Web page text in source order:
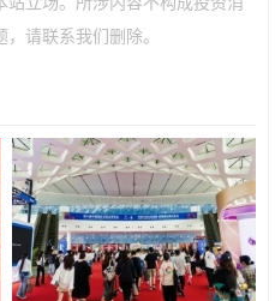
请联系我们删除。